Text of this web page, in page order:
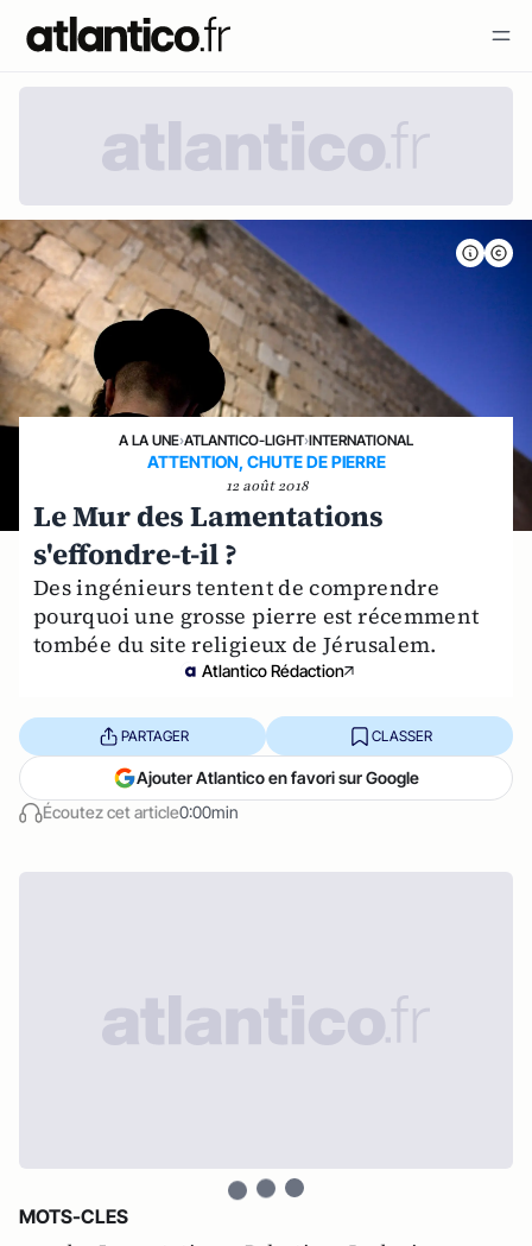
A LA UNE›ATLANTICO-LIGHT›INTERNATIONAL
ATTENTION, CHUTE DE PIERRE
12 août 2018
Le Mur des Lamentations
s'effondre-t-il ?
Des ingénieurs tentent de comprendre
pourquoi une grosse pierre est récemment
tombée du site religieux de Jérusalem.
Atlantico Rédaction
Écoutez cet article0:00min
PARTAGER CLASSER
Ajouter Atlantico en favori sur Google
MOTS-CLES